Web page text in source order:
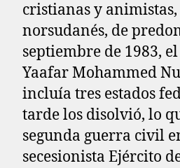
cristianas y
norsudanés, de
septiembre de 1983,
Yaafar Mohammed
incluía tres estados
tarde los disolvió, lo
segunda guerra civil
secesionista Ejército